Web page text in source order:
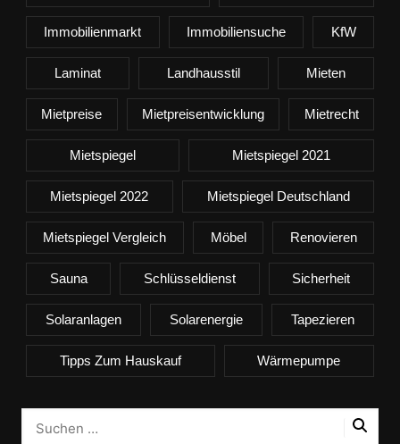
Immobilienmarkt Immobiliensuche KfW
Laminat Landhausstil Mieten
Mietpreise Mietpreisentwicklung Mietrecht
Mietspiegel Mietspiegel 2021
Mietspiegel 2022 Mietspiegel Deutschland
Mietspiegel Vergleich Möbel Renovieren
Sauna Schlüsseldienst Sicherheit
Solaranlagen Solarenergie Tapezieren
Tipps Zum Hauskauf Wärmepumpe